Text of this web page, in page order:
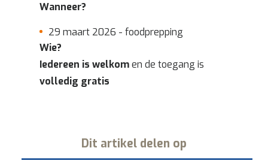
Wanneer?
29 maart 2026 - foodprepping
Wie?
Iedereen is welkomen de toegang is
volledig gratis
Dit artikel delen op